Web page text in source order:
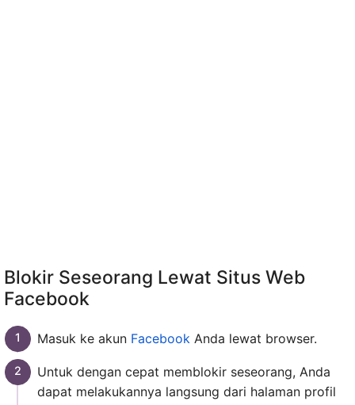
Blokir Seseorang Lewat Situs Web
Facebook
Masuk ke akun Facebook Anda lewat browser.
Untuk dengan cepat memblokir seseorang, Anda
dapat melakukannya langsung dari halaman profil